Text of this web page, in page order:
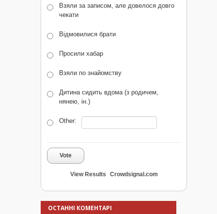
Взяли за записом, але довелося довго
чекати
Відмовилися брати
Просили хабар
Взяли по знайомству
Дитина сидить вдома (з родичем,
нянею, ін.)
Other:
Vote
View Results Crowdsignal.com
ОСТАННІ КОМЕНТАРІ